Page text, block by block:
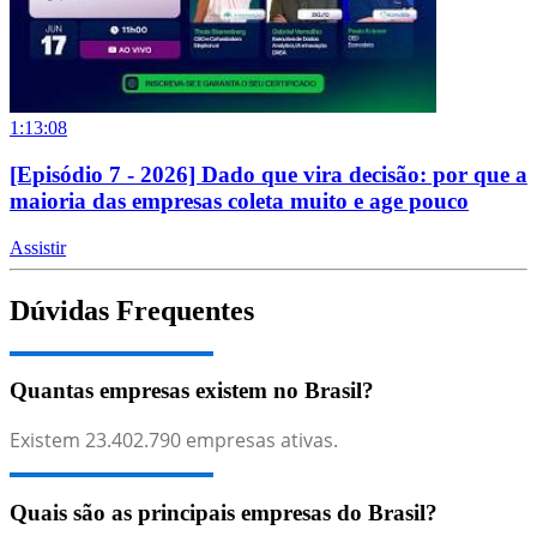
1:13:08
[Episódio 7 - 2026] Dado que vira decisão: por que a
maioria das empresas coleta muito e age pouco
Assistir
Dúvidas Frequentes
Quantas empresas existem no Brasil?
Existem 23.402.790 empresas ativas.
Quais são as principais empresas do Brasil?